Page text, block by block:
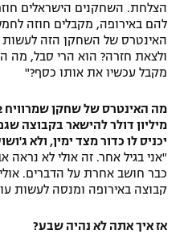
הצלחת. השחקנים הישראלים
להם באירופה, מקבלים חוזה
האינטרס של השחקן הזה לעשות
ולצאת חזרה? הוא הרי סבל, מה
מקבל עכשיו את אותו כסף?"
מיליון דולר להישאר בקבוצה
יכניס לו כדור מצד ימין, ולא
כבר חושב אחרת על הדברים. אולי
קבוצה באירופה ומנסה לעשות
אז איך אתה לא נהיה שבע?